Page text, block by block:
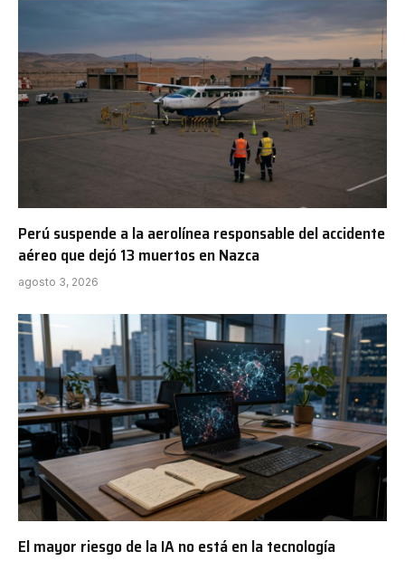
Perú suspende a la aerolínea responsable del accidente
aéreo que dejó 13 muertos en Nazca
agosto 3, 2026
El mayor riesgo de la IA no está en la tecnología